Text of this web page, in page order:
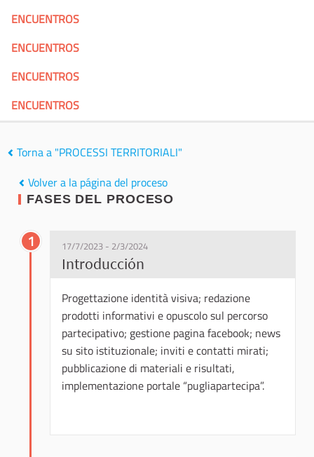
ENCUENTROS
ENCUENTROS
ENCUENTROS
ENCUENTROS
Torna a "PROCESSI TERRITORIALI"
Volver a la página del proceso
FASES DEL PROCESO
1 17/7/2023 - 2/3/2024
Introducción
Progettazione identità visiva; redazione
prodotti informativi e opuscolo sul percorso
partecipativo; gestione pagina facebook; news
su sito istituzionale; inviti e contatti mirati;
pubblicazione di materiali e risultati,
implementazione portale “pugliapartecipa”.